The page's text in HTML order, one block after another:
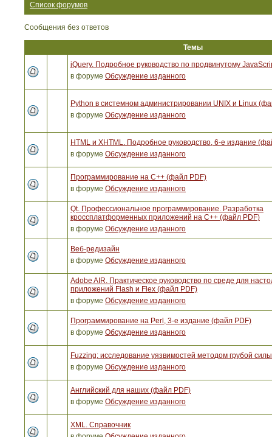
Список форумов
Сообщения без ответов
Темы
jQuery. Подробное руководство по продвинутому
в форуме Обсуждение изданного
Python в системном администрировании UNIX и Linux
в форуме Обсуждение изданного
HTML и XHTML. Подробное руководство, 6-е издание
в форуме Обсуждение изданного
Программирование на C++ (файл PDF)
в форуме Обсуждение изданного
Qt. Профессиональное программирование. Разработка
кроссплатформенных приложений на С++ (файл PDF)
в форуме Обсуждение изданного
Веб-редизайн
в форуме Обсуждение изданного
Adobe AIR. Практическое руководство по среде для
приложений Flash и Flex (файл PDF)
в форуме Обсуждение изданного
Программирование на Perl, 3-е издание (файл PDF)
в форуме Обсуждение изданного
Fuzzing: исследование уязвимостей методом грубой
в форуме Обсуждение изданного
Английский для наших (файл PDF)
в форуме Обсуждение изданного
XML. Справочник